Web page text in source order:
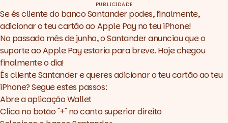
PUBLICIDADE
Se és cliente do banco Santander podes, finalmente,
adicionar o teu cartão ao Apple Pay no teu iPhone!
No passado mês de junho, oSantander anunciou que o
suporte ao Apple Payestaria para breve. Hoje chegou
finalmente o dia!
És cliente Santander e queres adicionar o teu cartão ao teu
iPhone? Segue estes passos:
Abre a aplicação Wallet
Clica no botão "+" no canto superior direito